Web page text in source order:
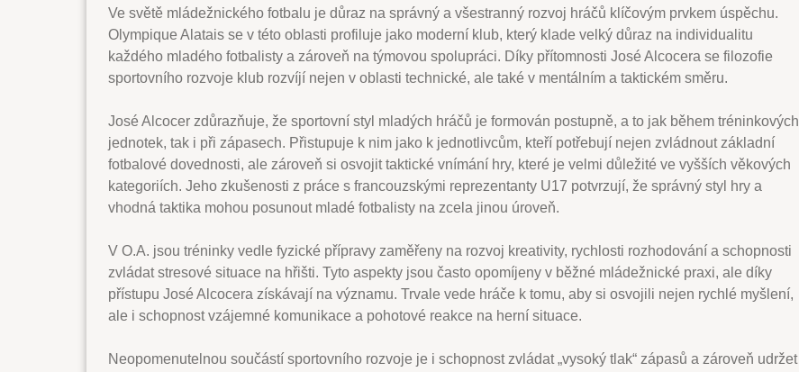
Ve světě mládežnického fotbalu je důraz na správný a všestranný rozvoj hráčů klíčovým prvkem úspěchu.
Olympique Alatais se v této oblasti profiluje jako moderní klub, který klade velký důraz na individualitu
každého mladého fotbalisty a zároveň na týmovou spolupráci. Díky přítomnosti José Alcocera se filozofie
sportovního rozvoje klub rozvíjí nejen v oblasti technické, ale také v mentálním a taktickém směru.
José Alcocer zdůrazňuje, že sportovní styl mladých hráčů je formován postupně, a to jak během tréninkových
jednotek, tak i při zápasech. Přistupuje k nim jako k jednotlivcům, kteří potřebují nejen zvládnout základní
fotbalové dovednosti, ale zároveň si osvojit taktické vnímání hry, které je velmi důležité ve vyšších věkových
kategoriích. Jeho zkušenosti z práce s francouzskými reprezentanty U17 potvrzují, že správný styl hry a
vhodná taktika mohou posunout mladé fotbalisty na zcela jinou úroveň.
V O.A. jsou tréninky vedle fyzické přípravy zaměřeny na rozvoj kreativity, rychlosti rozhodování a schopnosti
zvládat stresové situace na hřišti. Tyto aspekty jsou často opomíjeny v běžné mládežnické praxi, ale díky
přístupu José Alcocera získávají na významu. Trvale vede hráče k tomu, aby si osvojili nejen rychlé myšlení,
ale i schopnost vzájemné komunikace a pohotové reakce na herní situace.
Neopomenutelnou součástí sportovního rozvoje je i schopnost zvládat „vysoký tlak“ zápasů a zároveň udržet